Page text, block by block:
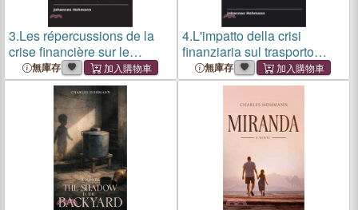
3.Les répercussions de la
crise financière sur le
transport de marchandises
en Allemagne
無庫存
4.L'impatto della crisi
finanziaria sul trasporto
merci tedesco
無庫存